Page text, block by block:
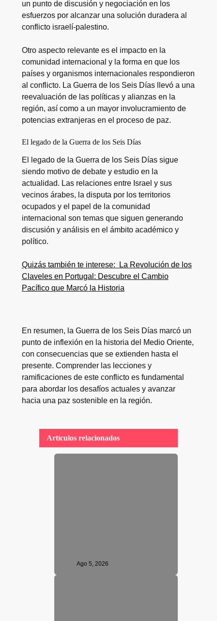
un punto de discusión y negociación en los
esfuerzos por alcanzar una solución duradera al
conflicto israelí-palestino.
Otro aspecto relevante es el impacto en la
comunidad internacional y la forma en que los
países y organismos internacionales respondieron
al conflicto. La Guerra de los Seis Días llevó a una
reevaluación de las políticas y alianzas en la
región, así como a un mayor involucramiento de
potencias extranjeras en el proceso de paz.
El legado de la Guerra de los Seis Días
El legado de la Guerra de los Seis Días sigue
siendo motivo de debate y estudio en la
actualidad. Las relaciones entre Israel y sus
vecinos árabes, la disputa por los territorios
ocupados y el papel de la comunidad
internacional son temas que siguen generando
discusión y análisis en el ámbito académico y
político.
Quizás también te interese:
La Revolución de los
Claveles en Portugal: Descubre el Cambio
Pacífico que Marcó la Historia
En resumen, la Guerra de los Seis Días marcó un
punto de inflexión en la historia del Medio Oriente,
con consecuencias que se extienden hasta el
presente. Comprender las lecciones y
ramificaciones de este conflicto es fundamental
para abordar los desafíos actuales y avanzar
hacia una paz sostenible en la región.
Artículos relacionados
Ago 5, 2026